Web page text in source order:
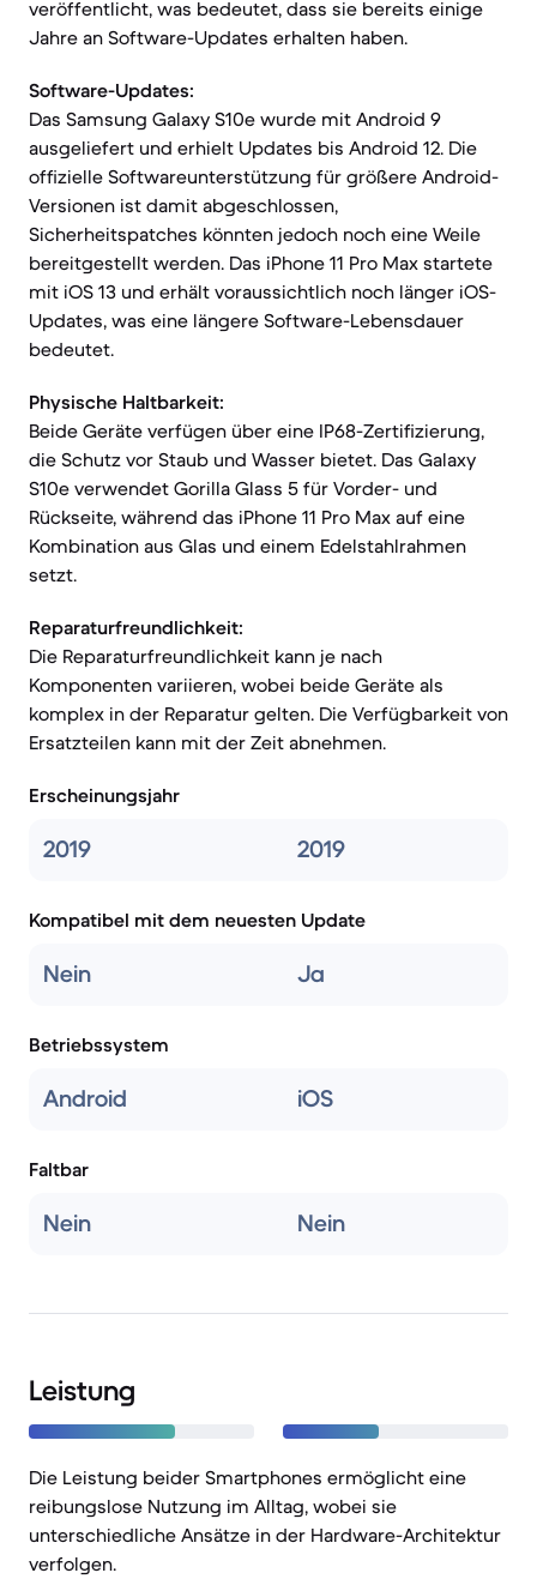
veröffentlicht, was bedeutet, dass sie bereits einige
Jahre an Software-Updates erhalten haben.
Software-Updates:
Das Samsung Galaxy S10e wurde mit Android 9
ausgeliefert und erhielt Updates bis Android 12. Die
offizielle Softwareunterstützung für größere Android-
Versionen ist damit abgeschlossen,
Sicherheitspatches könnten jedoch noch eine Weile
bereitgestellt werden. Das iPhone 11 Pro Max startete
mit iOS 13 und erhält voraussichtlich noch länger iOS-
Updates, was eine längere Software-Lebensdauer
bedeutet.
Physische Haltbarkeit:
Beide Geräte verfügen über eine IP68-Zertifizierung,
die Schutz vor Staub und Wasser bietet. Das Galaxy
S10e verwendet Gorilla Glass 5 für Vorder- und
Rückseite, während das iPhone 11 Pro Max auf eine
Kombination aus Glas und einem Edelstahlrahmen
setzt.
Reparaturfreundlichkeit:
Die Reparaturfreundlichkeit kann je nach
Komponenten variieren, wobei beide Geräte als
komplex in der Reparatur gelten. Die Verfügbarkeit von
Ersatzteilen kann mit der Zeit abnehmen.
Erscheinungsjahr
2019 2019
Kompatibel mit dem neuesten Update
Nein Ja
Betriebssystem
Android iOS
Faltbar
Nein Nein
Leistung
Die Leistung beider Smartphones ermöglicht eine
reibungslose Nutzung im Alltag, wobei sie
unterschiedliche Ansätze in der Hardware-Architektur
verfolgen.